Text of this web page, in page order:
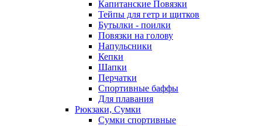
Капитанские Повязки
Тейпы для гетр и щитков
Бутылки - поилки
Повязки на голову
Напульсники
Кепки
Шапки
Перчатки
Спортивные баффы
Для плавания
Рюкзаки, Сумки
Сумки спортивные